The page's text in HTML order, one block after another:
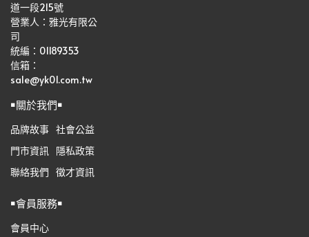
道一段215號
營業人：雅光有限公
司
統編：01189353
信箱：
sale@yk01.com.tw
￭關於我們￭
品牌故事 社會公益
門市資訊 隱私政策
聯絡我們 徵才資訊
￭會員服務￭
會員中心